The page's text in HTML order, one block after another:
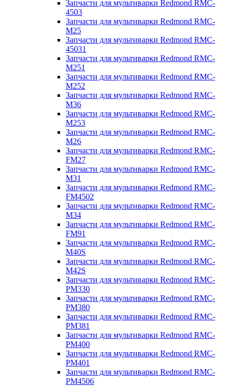
Запчасти для мультиварки Redmond RMC-
4503
Запчасти для мультиварки Redmond RMC-
M25
Запчасти для мультиварки Redmond RMC-
45031
Запчасти для мультиварки Redmond RMC-
M251
Запчасти для мультиварки Redmond RMC-
M252
Запчасти для мультиварки Redmond RMC-
M36
Запчасти для мультиварки Redmond RMC-
M253
Запчасти для мультиварки Redmond RMC-
M26
Запчасти для мультиварки Redmond RMC-
FM27
Запчасти для мультиварки Redmond RMC-
M31
Запчасти для мультиварки Redmond RMC-
FM4502
Запчасти для мультиварки Redmond RMC-
M34
Запчасти для мультиварки Redmond RMC-
FM91
Запчасти для мультиварки Redmond RMC-
M40S
Запчасти для мультиварки Redmond RMC-
M42S
Запчасти для мультиварки Redmond RMC-
PM330
Запчасти для мультиварки Redmond RMC-
PM380
Запчасти для мультиварки Redmond RMC-
PM381
Запчасти для мультиварки Redmond RMC-
PM400
Запчасти для мультиварки Redmond RMC-
PM401
Запчасти для мультиварки Redmond RMC-
PM4506